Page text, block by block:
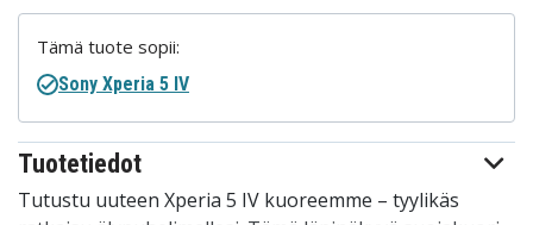
Tuotetiedot
Tutustu uuteen Xperia 5 IV kuoreemme – tyylikäs
Tämä tuote sopii:
Sony Xperia 5 IV